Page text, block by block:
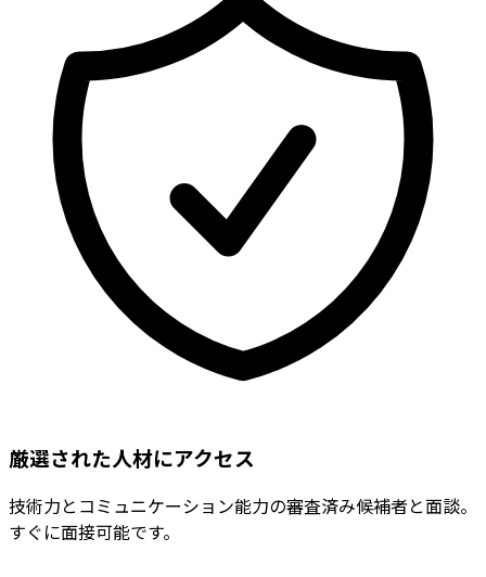
厳選された人材にアクセス
技術力とコミュニケーション能力の審査済み候補者と面談。
すぐに面接可能です。